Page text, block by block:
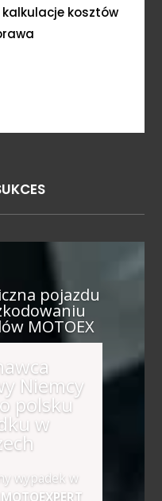
kosztów
pojazdu
MOTOEX
Niemcy
polsku
w
wypadek w
MOTOEXPERT